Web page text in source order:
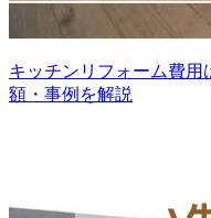
キッチンリフォーム費
額・事例を解説